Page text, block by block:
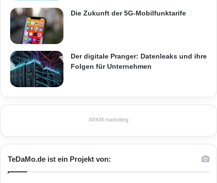
Die Zukunft der 5G-Mobilfunktarife
Der digitale Pranger: Datenleaks und ihre
Folgen für Unternehmen
ARKM.marketing
TeDaMo.de ist ein Projekt von: